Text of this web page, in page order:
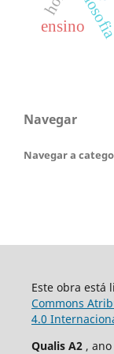
ensino
Navegar
Navegar a
Este obra está
Commons
4.0
Qualis A2 ,